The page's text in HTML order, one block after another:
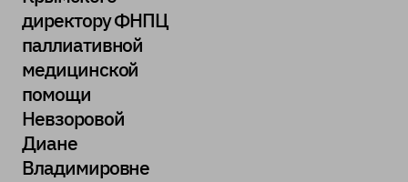
директору ФНПЦ
паллиативной
медицинской
помощи
Невзоровой
Диане
Владимировне